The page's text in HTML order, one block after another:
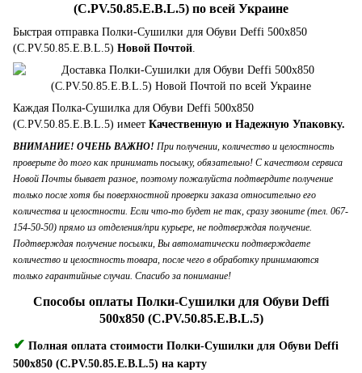
(C.PV.50.85.E.B.L.5) по всей Украине
Быстрая отправка Полки-Сушилки для Обуви Deffi 500x850
(C.PV.50.85.E.B.L.5) Новой Почтой
Каждая Полка-Сушилка для Обуви Deffi 500x850
(C.PV.50.85.E.B.L.5) имеет Качественную и Надежную Упаковку.
ВНИМАНИЕ! ОЧЕНЬ ВАЖНО! При получении, количество и целостность
проверьте до того как принимать посылку, обязательно! С качеством сервиса
Новой Почты бывает разное, поэтому пожалуйста подтвердите получение
только после хотя бы поверхностной проверки заказа относительно его
количества и целостности. Если что-то будет не так, сразу звоните (тел. 067-
154-50-50) прямо из отделения/при курьере, не подтверждая получение.
Подтверждая получение посылки, Вы автоматически подтверждаете
количество и целостность товара, после чего в обработку принимаются
только гарантийные случаи. Спасибо за понимание!
Способы оплаты Полки-Сушилки для Обуви Deffi
500x850 (C.PV.50.85.E.B.L.5)
✔ Полная оплата стоимости Полки-Сушилки для Обуви Deffi
500x850 (C.PV.50.85.E.B.L.5) на карту